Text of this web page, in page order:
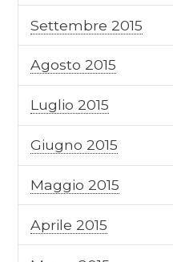
Settembre 2015
Agosto 2015
Luglio 2015
Giugno 2015
Maggio 2015
Aprile 2015